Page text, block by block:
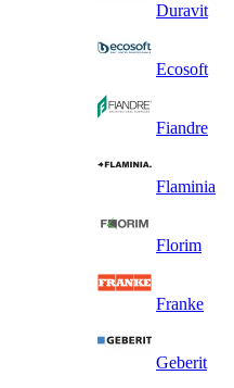
Duravit
Ecosoft
Fiandre
Flaminia
Florim
Franke
Geberit